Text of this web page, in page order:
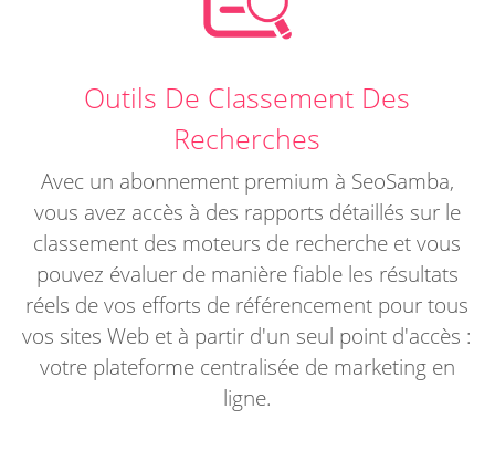
Outils De Classement Des
Recherches
Avec un abonnement premium à SeoSamba,
vous avez accès à des rapports détaillés sur le
classement des moteurs de recherche et vous
pouvez évaluer de manière fiable les résultats
réels de vos efforts de référencement pour tous
vos sites Web et à partir d'un seul point d'accès :
votre plateforme centralisée de marketing en
ligne.